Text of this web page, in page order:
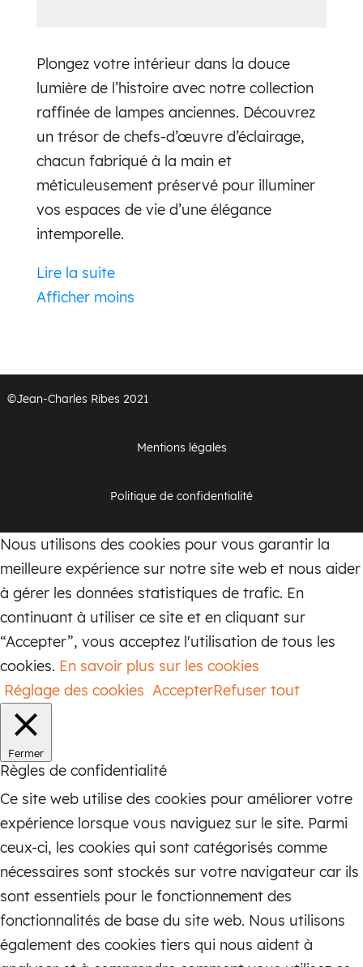
Plongez votre intérieur dans la douce
lumière de l’histoire avec notre collection
raffinée de lampes anciennes. Découvrez
un trésor de chefs-d’œuvre d’éclairage,
chacun fabriqué à la main et
méticuleusement préservé pour illuminer
vos espaces de vie d’une élégance
intemporelle.
Dévoilez le charme enchanteur
des lampes anciennes
d’ambiance chaleureuse. Que vous
années folles, le charme victorien d’une
époque révolue ou le chic industriel du
moderne du milieu du siècle, nos lampes
anciennes compléteront parfaitement
votre décor.
Embellissez votre maison avec un
éclairage patrimonial
Plus que de simples luminaires
fonctionnels, les lampes anciennes sont
histoires de savoir-faire et de beauté
intemporelle. Chaque pièce est un
témoignage du talent d’une époque
révolue, et chaque scintillement de
lumière porte la chaleur de l’histoire.
Investissez dans l’élégance intemporelle
des lampes anciennes et transformez
votre maison en un havre de goût raffiné
et de sophistication.
Lire la suite
Afficher moins
©Jean-Charles Ribes 2021
Mentions légales
Politique de confidentialité
Nous utilisons des cookies pour vous garantir la
meilleure expérience sur notre site web et nous aider
à gérer les données statistiques de trafic. En
continuant à utiliser ce site et en cliquant sur
“Accepter”, vous acceptez l'utilisation de tous les
cookies. En savoir plus sur les cookies
Réglage des cookies AccepterRefuser tout
Fermer
Règles de confidentialité
Ce site web utilise des cookies pour améliorer votre
expérience lorsque vous naviguez sur le site. Parmi
ceux-ci, les cookies qui sont catégorisés comme
nécessaires sont stockés sur votre navigateur car ils
sont essentiels pour le fonctionnement des
fonctionnalités de base du site web. Nous utilisons
également des cookies tiers qui nous aident à